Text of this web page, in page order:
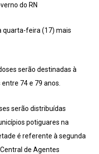
do RN
quarta-feira (17) mais
serão destinadas à
74 e 79 anos.
serão distribuídas
potiguares na
é referente à segunda
de Agentes